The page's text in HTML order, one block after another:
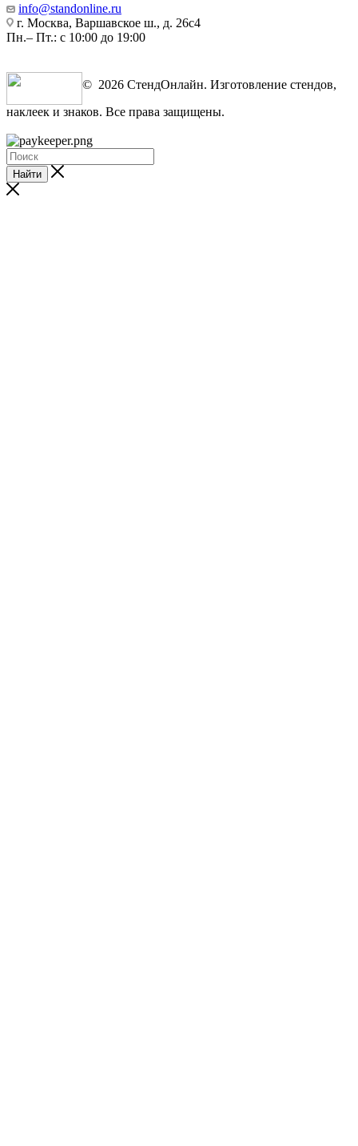
info@standonline.ru
г. Москва, Варшавское ш., д. 26с4
Пн.– Пт.: с 10:00 до 19:00
© 2026 СтендОнлайн. Изготовление стендов,
наклеек и знаков. Все права защищены.
Найти